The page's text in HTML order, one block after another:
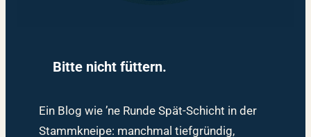
Bitte nicht füttern.
Ein Blog wie ’ne Runde Spät-Schicht in der
Stammkneipe: manchmal tiefgründig,